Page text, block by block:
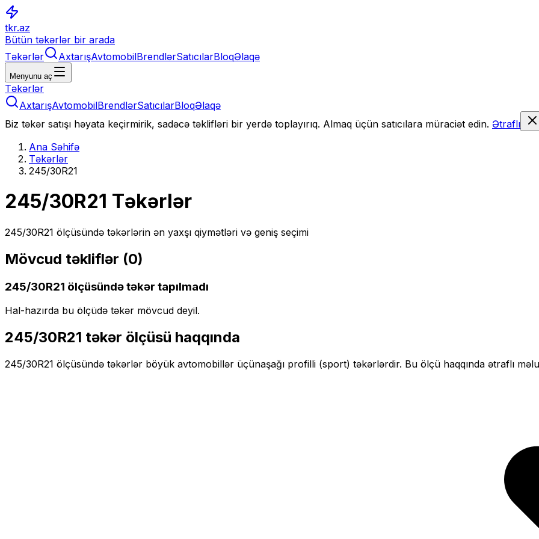
tkr.az
Bütün təkərlər bir arada
Təkərlər
AxtarışAvtomobilBrendlərSatıcılarBloqƏlaqə
Menyunu aç
Təkərlər
AxtarışAvtomobilBrendlərSatıcılarBloqƏlaqə
Biz təkər satışı həyata keçirmirik, sadəcə təklifləri bir yerdə toplayırıq. Almaq üçün satıcılara müraciət edin. Ətraflı
Ana Səhifə
Təkərlər
245/30R21
245/30R21 Təkərlər
245/30R21 ölçüsündə təkərlərin ən yaxşı qiymətləri və geniş seçimi
Mövcud təkliflər (0)
245/30R21 ölçüsündə təkər tapılmadı
Hal-hazırda bu ölçüdə təkər mövcud deyil.
245/30R21 təkər ölçüsü haqqında
245/30R21 ölçüsündə təkərlər böyük avtomobillər üçünaşağı profilli (sport) təkərlərdir. Bu ölçü haqqında ətraflı